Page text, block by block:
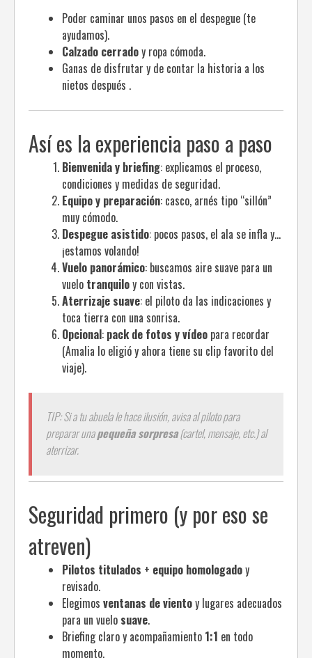
Poder caminar unos pasos en el despegue (te
ayudamos).
Calzado cerradoy ropa cómoda.
Ganas de disfrutar y de contar la historia a los
nietos después .
Así es la experiencia paso a paso
Bienvenida y briefing: explicamos el proceso,
condiciones y medidas de seguridad.
Equipo y preparación: casco, arnés tipo “sillón”
muy cómodo.
Despegue asistido: pocos pasos, el ala se infla y…
¡estamos volando!
Vuelo panorámico: buscamos aire suave para un
vuelo tranquiloy con vistas.
Aterrizaje suave: el piloto da las indicaciones y
toca tierra con una sonrisa.
Opcional: pack de fotos y vídeo para recordar
(Amalia lo eligió y ahora tiene su clip favorito del
viaje).
TIP: Si a tu abuela le hace ilusión, avisa al piloto para
preparar unapequeña sorpresa(cartel, mensaje, etc.) al
aterrizar.
Seguridad primero (y por eso se
atreven)
Pilotos titulados + equipo homologadoy
revisado.
Elegimos ventanas de vientoy lugares adecuados
para un vuelo suave.
Briefing claro y acompañamiento 1:1 en todo
momento.